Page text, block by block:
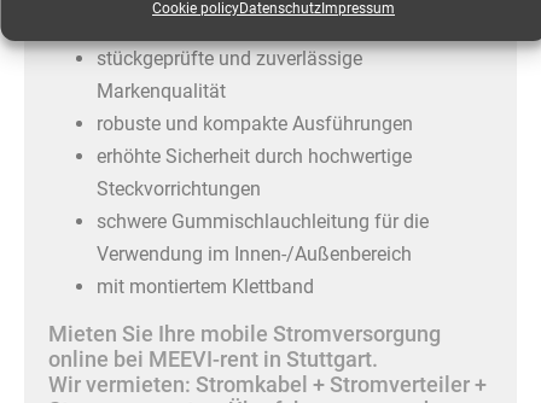
Cookie policyDatenschutz Impressum
stückgeprüfte und zuverlässige
Markenqualität
robuste und kompakte Ausführungen
erhöhte Sicherheit durch hochwertige
Steckvorrichtungen
schwere Gummischlauchleitung für die
Verwendung im Innen-/Außenbereich
mit montiertem Klettband
Mieten Sie Ihre mobile Stromversorgung
online bei MEEVI-rent in Stuttgart.
Wir vermieten: Stromkabel + Stromverteiler +